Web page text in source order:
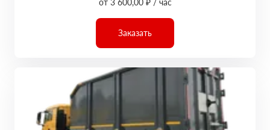
от 3 600,00 ₽ / час
Заказать